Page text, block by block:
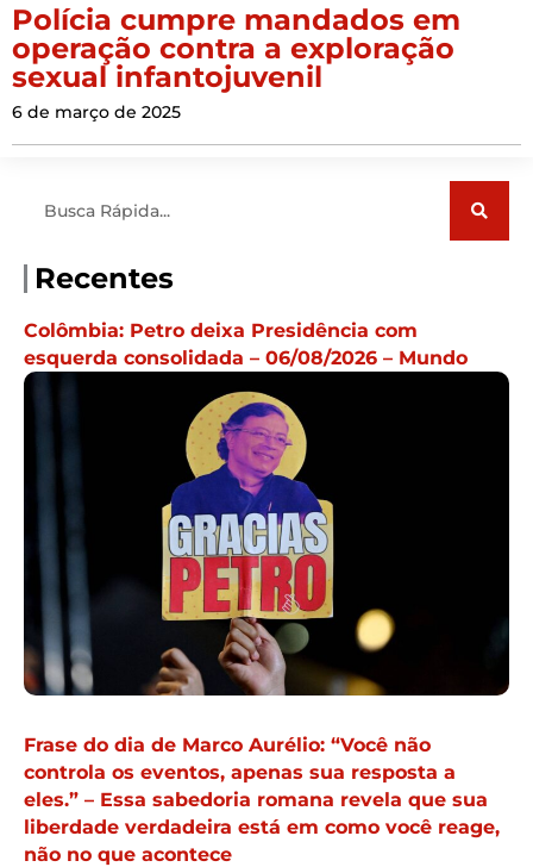
Polícia cumpre mandados em
operação contra a exploração
sexual infantojuvenil
6 de março de 2025
Recentes
Colômbia: Petro deixa Presidência com
esquerda consolidada – 06/08/2026 – Mundo
Frase do dia de Marco Aurélio: “Você não
controla os eventos, apenas sua resposta a
eles.” – Essa sabedoria romana revela que sua
liberdade verdadeira está em como você reage,
não no que acontece